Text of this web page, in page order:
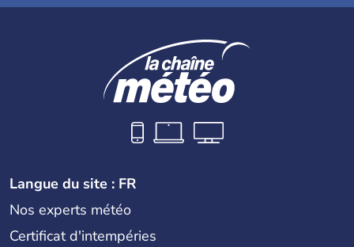
Langue du site : FR
Nos experts météo
Certificat d'intempéries